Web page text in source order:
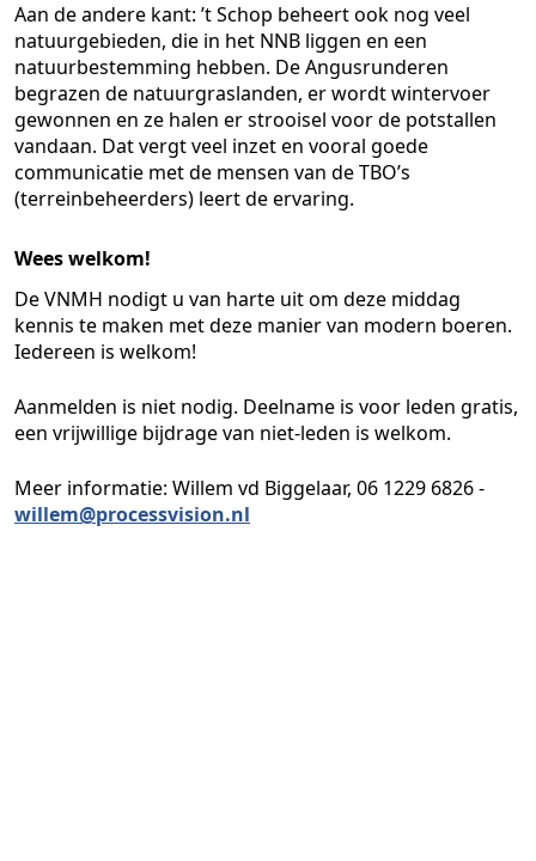
Aan de andere kant: ’t Schop beheert ook nog veel
natuurgebieden, die in het NNB liggen en een
natuurbestemming hebben. De Angusrunderen
begrazen de natuurgraslanden, er wordt wintervoer
gewonnen en ze halen er strooisel voor de potstallen
vandaan. Dat vergt veel inzet en vooral goede
communicatie met de mensen van de TBO’s
(terreinbeheerders) leert de ervaring.
Wees welkom!
De VNMH nodigt u van harte uit om deze middag
kennis te maken met deze manier van modern boeren.
Iedereen is welkom!
Aanmelden is niet nodig. Deelname is voor leden gratis,
een vrijwillige bijdrage van niet-leden is welkom.
Meer informatie: Willem vd Biggelaar, 06 1229 6826 -
willem@processvision.nl